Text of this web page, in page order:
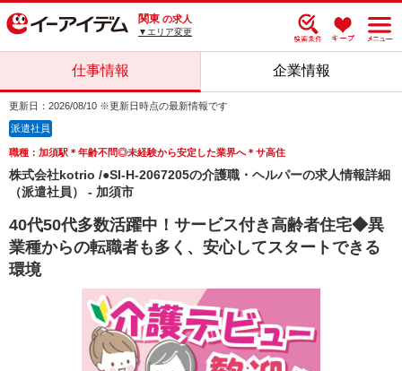
関東 の求人
▼エリア変更
仕事情報 企業情報
更新日：2026/08/10 ※更新日時点の最新情報です
派遣社員
職種：加須駅＊年齢不問◎未経験から安定した業界へ＊サ高住
株式会社kotrio /●SI-H-2067205の介護職・ヘルパーの求人情報詳細
（派遣社員） - 加須市
40代50代多数活躍中！サービス付き高齢者住宅◆異
業種からの転職者も多く、安心してスタートできる
環境